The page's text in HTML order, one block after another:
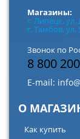
Магазины:
г. Липецк, ул.
г. Тамбов,
Звонок по
8 800
E-mail:
О
Как купить